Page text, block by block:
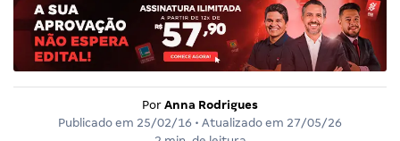
Por Anna Rodrigues
Publicado em 25/02/16 • Atualizado em 27/05/26